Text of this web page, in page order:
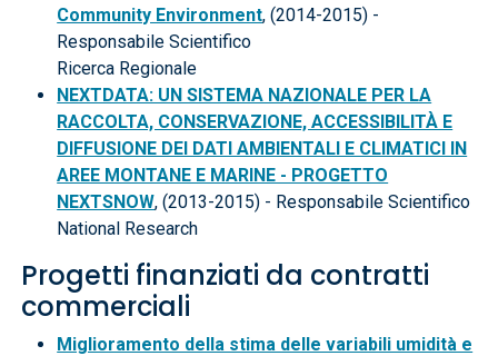
Community Environment, (2014-2015) -
Responsabile Scientifico
Ricerca Regionale
NEXTDATA: UN SISTEMA NAZIONALE PER LA
RACCOLTA, CONSERVAZIONE, ACCESSIBILITÀ E
DIFFUSIONE DEI DATI AMBIENTALI E CLIMATICI IN
AREE MONTANE E MARINE - PROGETTO
NEXTSNOW, (2013-2015) - Responsabile Scientifico
National Research
Progetti finanziati da contratti
commerciali
Miglioramento della stima delle variabili umidità e